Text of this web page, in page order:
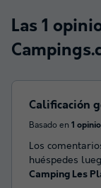
Las 1
Calificación
Basado en 1
Los
huéspedes
Camping Les